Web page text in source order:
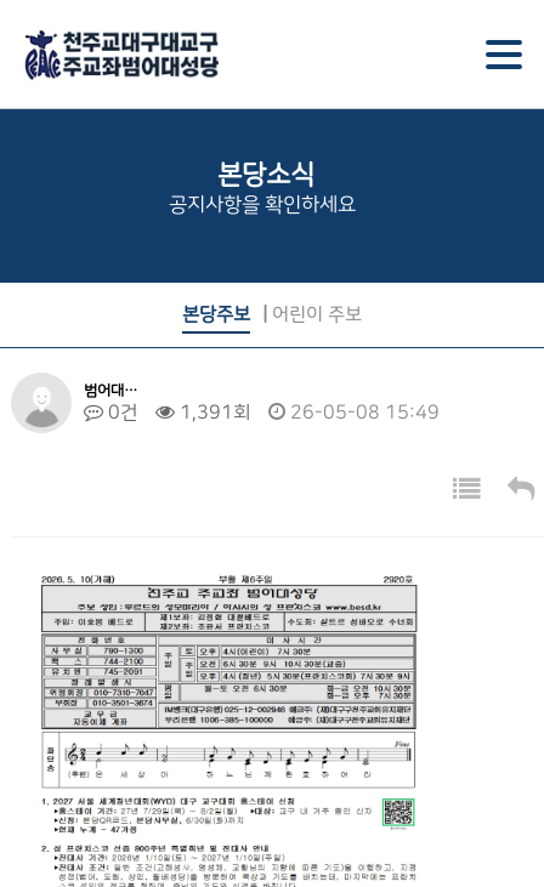
본당소식
공지사항을 확인하세요
본당주보 어린이 주보
범어대…
0건 1,391회 26-05-08 15:49